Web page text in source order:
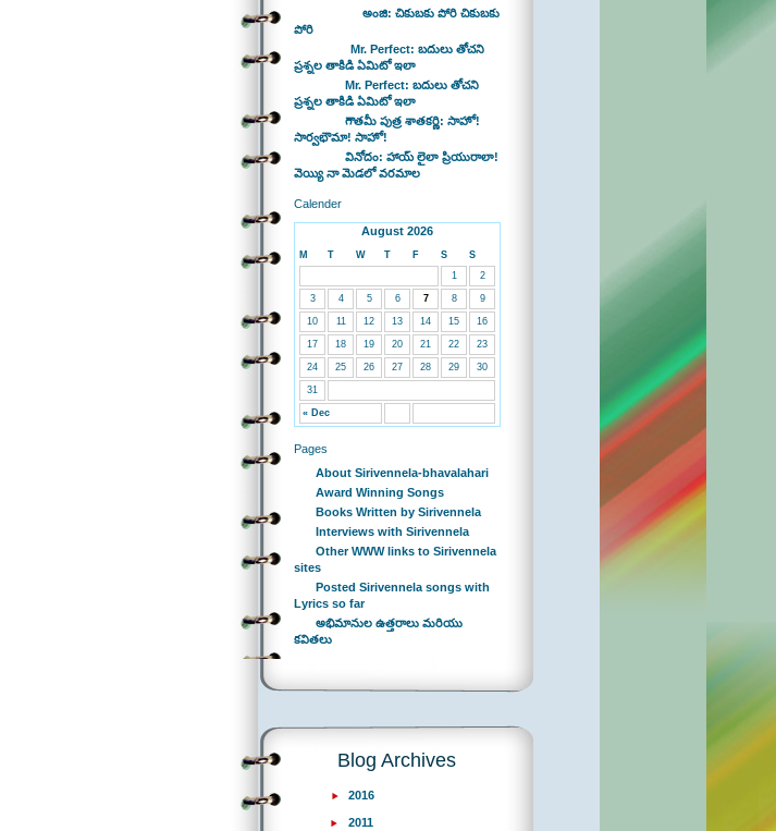
అంజి: చికుబకు పోరి చికుబకు
పోరి
Mr. Perfect: బదులు తోచని
ప్రశ్నల తాకిడి ఏమిటో ఇలా
Mr. Perfect: బదులు తోచని
ప్రశ్నల తాకిడి ఏమిటో ఇలా
గౌతమీ పుత్ర శాతకర్ణి: సాహో!
సార్వభౌమా! సాహో!
వినోదం: హాయ్ లైలా ప్రియురాలా!
వెయ్యి నా మెడలో వరమాల
Calender
August 2026
M T W T F S S
« Dec
1 2
3 4 5 6 7 8 9
10 11 12 13 14 15 16
17 18 19 20 21 22 23
24 25 26 27 28 29 30
31
Pages
About Sirivennela-bhavalahari
Award Winning Songs
Books Written by Sirivennela
Interviews with Sirivennela
Other WWW links to Sirivennela
sites
Posted Sirivennela songs with
Lyrics so far
అభిమానుల ఉత్తరాలు మరియు
కవితలు
Blog Archives
2016
2011